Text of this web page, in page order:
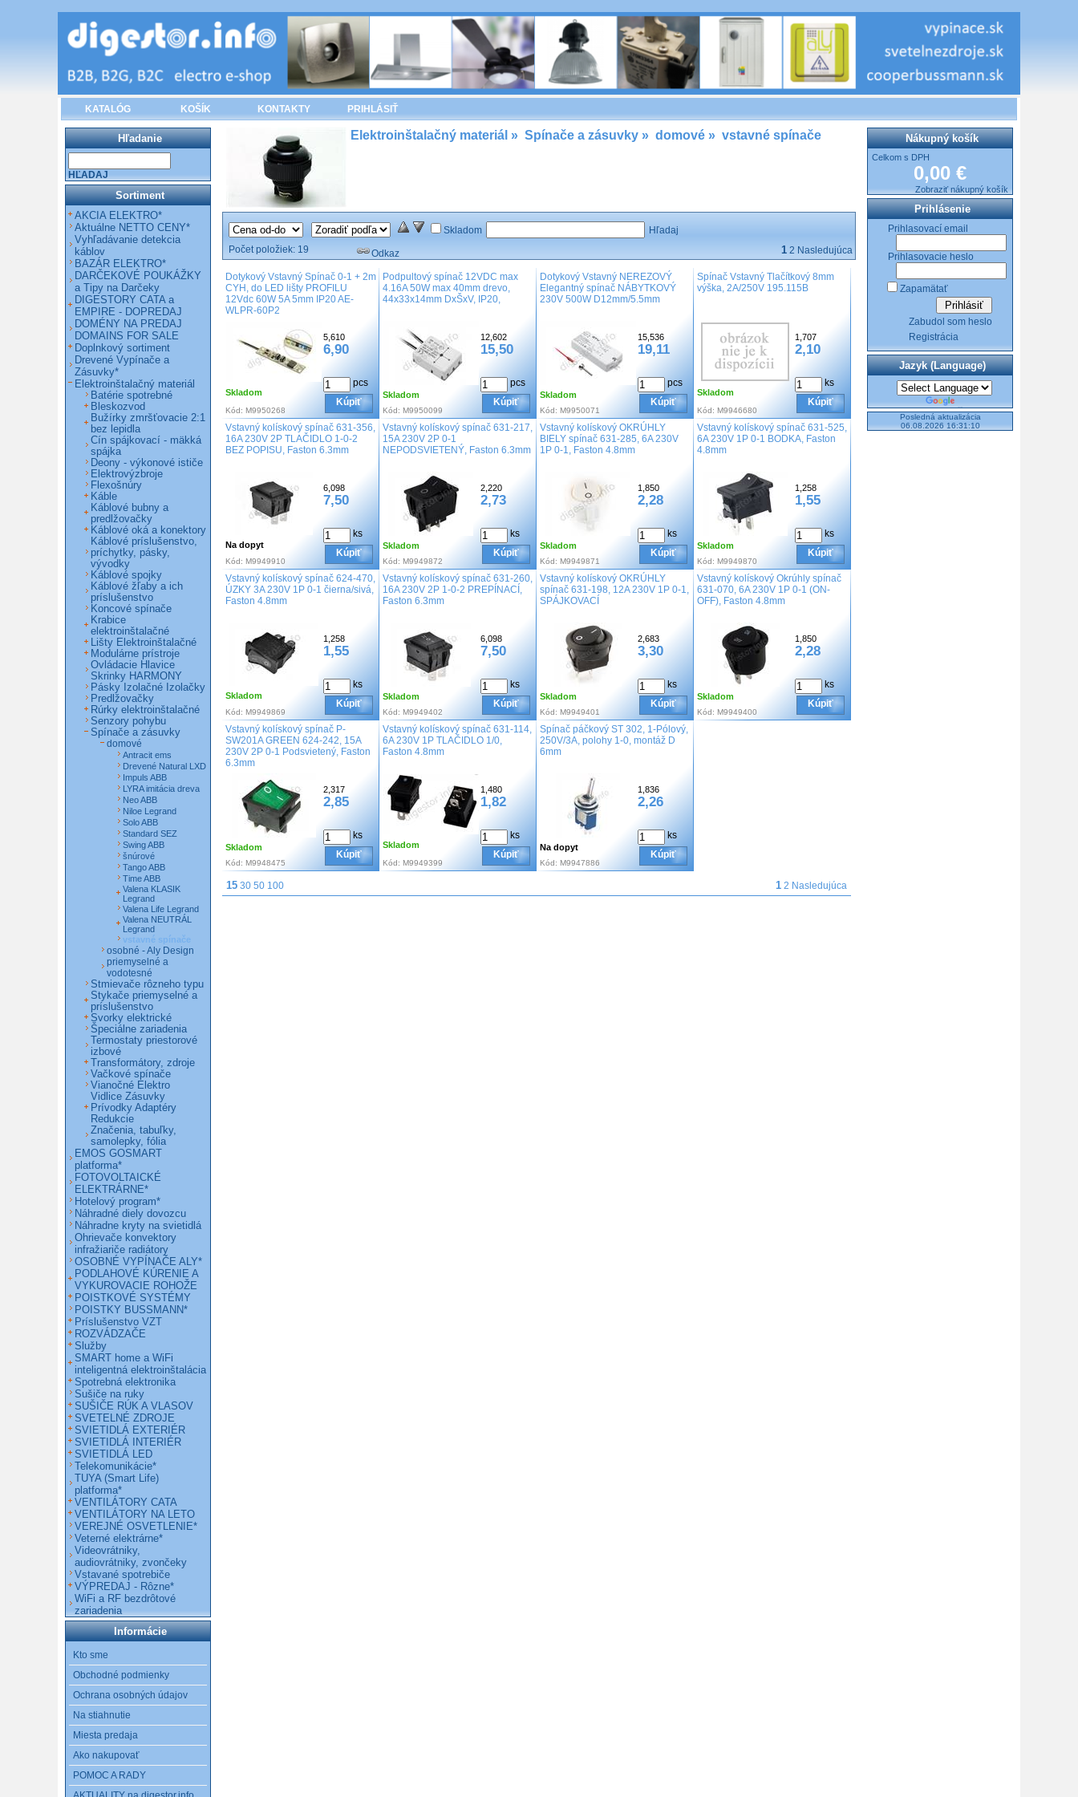
KATALÓG KOŠÍK KONTAKTY PRIHLÁSIŤ
Elektroinštalačný materiál » Spínače a zásuvky » domové » vstavné spínače
Skladom
Hľadaj
Počet položiek: 19 Odkaz 1 2 Nasledujúca
Dotykový Vstavný Spínač 0-1 + 2m
CYH, do LED lišty PROFILU
12Vdc 60W 5A 5mm IP20 AE-
WLPR-60P2
5,610
6,90
pcs
Kúpiť
Skladom
Kód: M9950268
Podpultový spínač 12VDC max
4.16A 50W max 40mm drevo,
44x33x14mm DxŠxV, IP20,
12,602
15,50
pcs
Kúpiť
Skladom
Kód: M9950099
Dotykový Vstavný NEREZOVÝ
Elegantný spínač NÁBYTKOVÝ
230V 500W D12mm/5.5mm
15,536
19,11
pcs
Kúpiť
Skladom
Kód: M9950071
Spínač Vstavný Tlačítkový 8mm
výška, 2A/250V 195.115B
1,707
2,10
ks
Kúpiť
Skladom
Kód: M9946680
Vstavný kolískový spínač 631-356,
16A 230V 2P TLAČIDLO 1-0-2
BEZ POPISU, Faston 6.3mm
6,098
7,50
ks
Kúpiť
Na dopyt
Kód: M9949910
Vstavný kolískový spínač 631-217,
15A 230V 2P 0-1
NEPODSVIETENÝ, Faston 6.3mm
2,220
2,73
ks
Kúpiť
Skladom
Kód: M9949872
Vstavný kolískový OKRÚHLY
BIELY spínač 631-285, 6A 230V
1P 0-1, Faston 4.8mm
1,850
2,28
ks
Kúpiť
Skladom
Kód: M9949871
Vstavný kolískový spínač 631-525,
6A 230V 1P 0-1 BODKA, Faston
4.8mm
1,258
1,55
ks
Kúpiť
Skladom
Kód: M9949870
Vstavný kolískový spínač 624-470,
ÚZKY 3A 230V 1P 0-1 čierna/sivá,
Faston 4.8mm
1,258
1,55
ks
Kúpiť
Skladom
Kód: M9949869
Vstavný kolískový spínač 631-260,
16A 230V 2P 1-0-2 PREPÍNACÍ,
Faston 6.3mm
6,098
7,50
ks
Kúpiť
Skladom
Kód: M9949402
Vstavný kolískový OKRÚHLY
spínač 631-198, 12A 230V 1P 0-1,
SPÁJKOVACÍ
2,683
3,30
ks
Kúpiť
Skladom
Kód: M9949401
Vstavný kolískový Okrúhly spínač
631-070, 6A 230V 1P 0-1 (ON-
OFF), Faston 4.8mm
1,850
2,28
ks
Kúpiť
Skladom
Kód: M9949400
Vstavný kolískový spínač P-
SW201A GREEN 624-242, 15A
230V 2P 0-1 Podsvietený, Faston
6.3mm
2,317
2,85
ks
Kúpiť
Skladom
Kód: M9948475
Vstavný kolískový spínač 631-114,
6A 230V 1P TLAČIDLO 1/0,
Faston 4.8mm
1,480
1,82
ks
Kúpiť
Skladom
Kód: M9949399
Spínač páčkový ST 302, 1-Pólový,
250V/3A, polohy 1-0, montáž D
6mm
1,836
2,26
ks
Kúpiť
Na dopyt
Kód: M9947886
15 30 50 100 1 2 Nasledujúca
Hľadanie
HĽADAJ
Sortiment
AKCIA ELEKTRO*
Aktuálne NETTO CENY*
Vyhľadávanie detekcia
káblov
BAZÁR ELEKTRO*
DARČEKOVÉ POUKÁŽKY
a Tipy na Darčeky
DIGESTORY CATA a
EMPIRE - DOPREDAJ
DOMÉNY NA PREDAJ
DOMAINS FOR SALE
Doplnkový sortiment
Drevené Vypínače a
Zásuvky*
Elektroinštalačný materiál
Batérie spotrebné
Bleskozvod
Bužírky zmršťovacie 2:1
bez lepidla
Cín spájkovací - mäkká
spájka
Deony - výkonové ističe
Elektrovýzbroje
Flexošnúry
Káble
Káblové bubny a
predlžovačky
Káblové oká a konektory
Káblové príslušenstvo,
príchytky, pásky,
vývodky
Káblové spojky
Káblové žľaby a ich
príslušenstvo
Koncové spínače
Krabice
elektroinštalačné
Lišty Elektroinštalačné
Modulárne prístroje
Ovládacie Hlavice
Skrinky HARMONY
Pásky Izolačné Izolačky
Predlžovačky
Rúrky elektroinštalačné
Senzory pohybu
Spínače a zásuvky
domové
Antracit ems
Drevené Natural LXD
Impuls ABB
LYRA imitácia dreva
Neo ABB
Niloe Legrand
Solo ABB
Standard SEZ
Swing ABB
šnúrové
Tango ABB
Time ABB
Valena KLASIK
Legrand
Valena Life Legrand
Valena NEUTRÁL
Legrand
vstavné spínače
osobné - Aly Design
priemyselné a
vodotesné
Stmievače rôzneho typu
Stykače priemyselné a
príslušenstvo
Svorky elektrické
Špeciálne zariadenia
Termostaty priestorové
izbové
Transformátory, zdroje
Vačkové spínače
Vianočné Elektro
Vidlice Zásuvky
Prívodky Adaptéry
Redukcie
Značenia, tabuľky,
samolepky, fólia
EMOS GOSMART
platforma*
FOTOVOLTAICKÉ
ELEKTRÁRNE*
Hotelový program*
Náhradné diely dovozcu
Náhradne kryty na svietidlá
Ohrievače konvektory
infražiariče radiátory
OSOBNÉ VYPÍNAČE ALY*
PODLAHOVÉ KÚRENIE A
VYKUROVACIE ROHOŽE
POISTKOVÉ SYSTÉMY
POISTKY BUSSMANN*
Príslušenstvo VZT
ROZVÁDZAČE
Služby
SMART home a WiFi
inteligentná elektroinštalácia
Spotrebná elektronika
Sušiče na ruky
SUŠIČE RÚK A VLASOV
SVETELNÉ ZDROJE
SVIETIDLÁ EXTERIÉR
SVIETIDLÁ INTERIÉR
SVIETIDLÁ LED
Telekomunikácie*
TUYA (Smart Life)
platforma*
VENTILÁTORY CATA
VENTILÁTORY NA LETO
VEREJNÉ OSVETLENIE*
Veterné elektrárne*
Videovrátniky,
audiovrátniky, zvončeky
Vstavané spotrebiče
VÝPREDAJ - Rôzne*
WiFi a RF bezdrôtové
zariadenia
Informácie
Kto sme
Obchodné podmienky
Ochrana osobných údajov
Na stiahnutie
Miesta predaja
Ako nakupovať
POMOC A RADY
Nákupný košík
Celkom s DPH
0,00 €
Zobraziť nákupný košík
Prihlásenie
Prihlasovací email
Prihlasovacie heslo
Zapamätať
Zabudol som heslo
Registrácia
Jazyk (Language)
Posledná aktualizácia
06.08.2026 16:31:10